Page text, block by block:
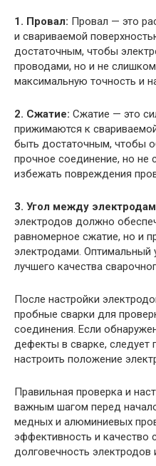
1. Провал: Провал — это
и свариваемой
достаточным, чтобы
проводами, но и не
максимальную точность и
2. Сжатие: Сжатие — это
прижимаются к
быть достаточным, чтобы
прочное соединение, но
избежать повреждения
3. Угол между
электродов должно
равномерное сжатие, но и
электродами. Оптимальный
лучшего качества
После настройки
пробные сварки для
соединения. Если
дефекты в сварке, следует
настроить положение
Правильная проверка и
важным шагом перед
медных и алюминиевых
эффективность и качество
долговечность электродов